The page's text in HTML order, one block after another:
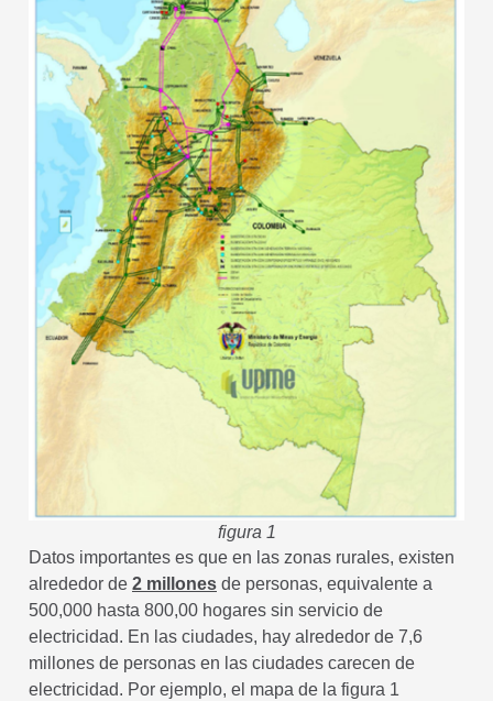
figura 1
Datos importantes es que en las zonas rurales, existen
alrededor de 2 millones de personas, equivalente a
500,000 hasta 800,00 hogares sin servicio de
electricidad. En las ciudades, hay alrededor de 7,6
millones de personas en las ciudades carecen de
electricidad. Por ejemplo, el mapa de la figura 1